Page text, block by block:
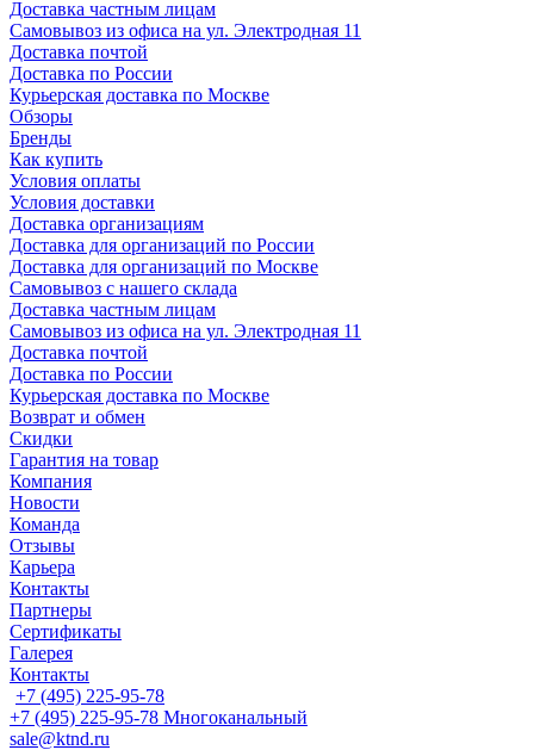
Доставка частным лицам
Самовывоз из офиса на ул. Электродная 11
Доставка почтой
Доставка по России
Курьерская доставка по Москве
Обзоры
Бренды
Как купить
Условия оплаты
Условия доставки
Доставка организациям
Доставка для организаций по России
Доставка для организаций по Москве
Самовывоз с нашего склада
Доставка частным лицам
Самовывоз из офиса на ул. Электродная 11
Доставка почтой
Доставка по России
Курьерская доставка по Москве
Возврат и обмен
Скидки
Гарантия на товар
Компания
Новости
Команда
Отзывы
Карьера
Контакты
Партнеры
Сертификаты
Галерея
Контакты
+7 (495) 225-95-78
+7 (495) 225-95-78 Многоканальный
sale@ktnd.ru